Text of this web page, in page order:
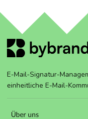
E-Mail-Signatur-
einheitliche E-Mail-
Über uns